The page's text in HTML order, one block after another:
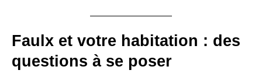
Faulx et votre habitation : des
questions à se poser